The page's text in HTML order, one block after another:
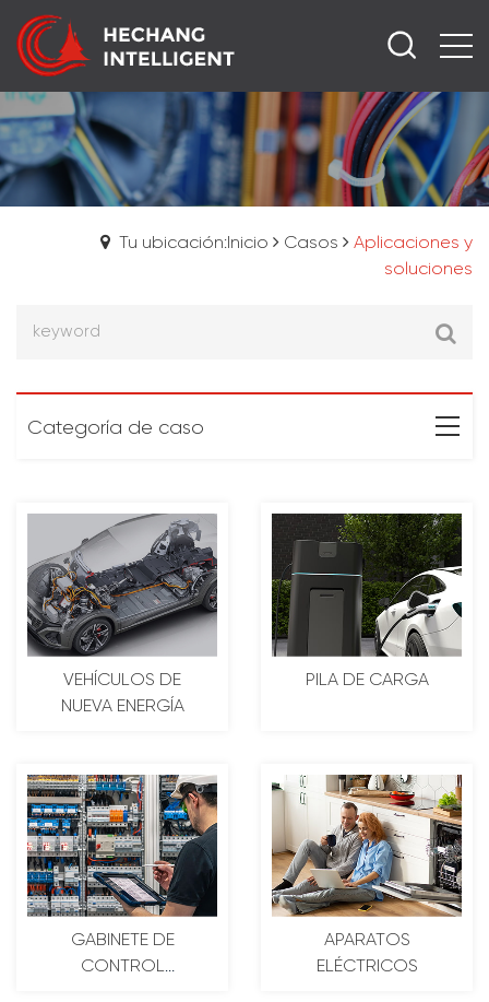
Tu ubicación:Inicio Casos
Aplicaciones y
soluciones
Categoría de caso
VEHÍCULOS DE
NUEVA ENERGÍA
PILA DE CARGA
GABINETE DE
CONTROL
APARATOS
ELÉCTRICOS